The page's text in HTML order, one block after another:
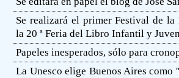
Se realizará el primer Festival de la
la 20 ª Feria del Libro Infantil y
Papeles inesperados, sólo para
La Unesco elige Buenos Aires como